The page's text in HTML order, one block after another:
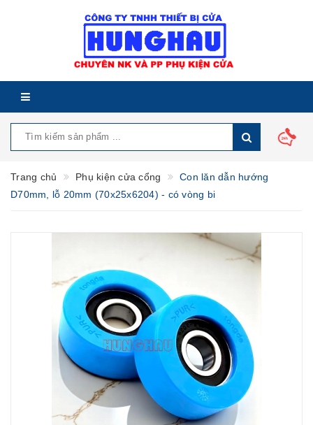
Trang chủ Phụ kiện cửa cổng
Con lăn dẫn hướng
D70mm, lỗ 20mm (70x25x6204) - có vòng bi